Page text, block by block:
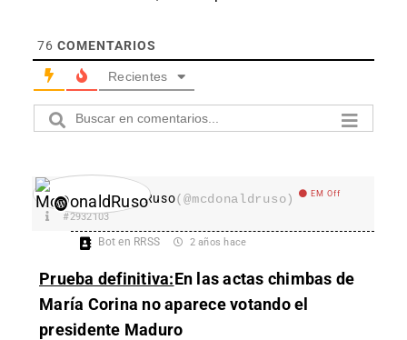
76 COMENTARIOS
Recientes
McDonaldRuso(@mcdonaldruso) EM Off
#2932103
Bot en RRSS 2 años hace
Prueba definitiva:En las actas chimbas de
María Corina no aparece votando el
presidente Maduro